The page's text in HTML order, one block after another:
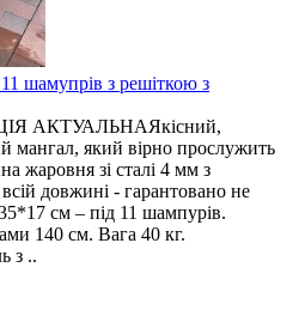
шамупрів з решіткою з
АКТУАЛЬНАЯкісний,
мангал, який вірно прослужить
жаровня зі сталі 4 мм з
довжині - гарантовано не
см – під 11 шампурів.
140 см. Вага 40 кг.
з ..